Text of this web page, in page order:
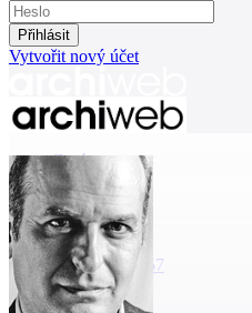
Vytvořit nový účet
Zprávy
Architekti
Stavby
Katalog
E-shop
Burza práce
157
en